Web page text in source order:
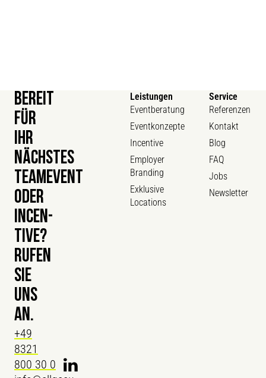
Leistungen
Eventberatung
Eventkonzepte
Incentive
Employer
Branding
Exklusive
Locations
Service
Referenzen
Kontakt
Blog
FAQ
Jobs
Newsletter
BEREIT
FÜR
IHR
NÄCHSTES
TEAMEVENT
ODER
INCEN­
TIVE?
RUFEN
SIE
UNS
AN.
+49
8321
800 30 0